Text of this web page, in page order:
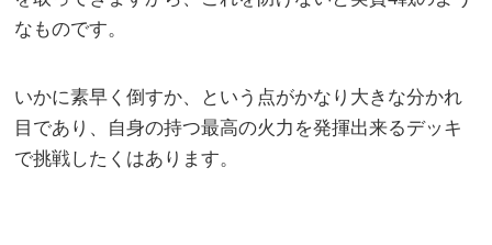
なものです。
いかに素早く倒すか、という点がかなり大きな分かれ
目であり、自身の持つ最高の火力を発揮出来るデッキ
で挑戦したくはあります。